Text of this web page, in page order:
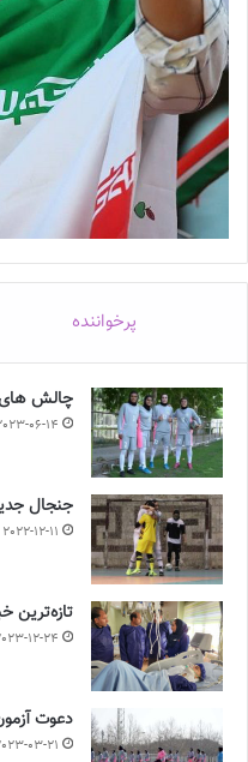
پرخواننده
چالش هاى
06-14
جنجال
2022-12-11
تازه‌ترین خبرها از
12-24
دعوت آزمون از 30 بازیکن به
03-21